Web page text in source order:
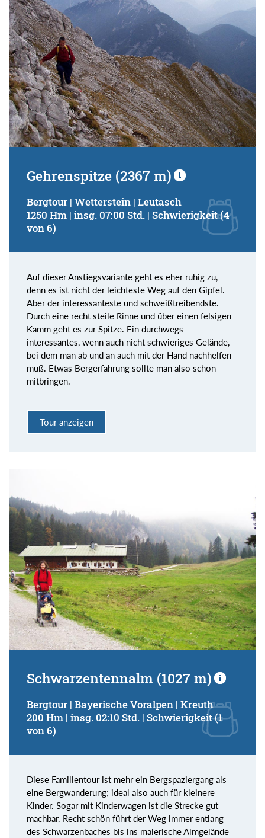
Gehrenspitze (2367 m)
Bergtour | Wetterstein | Leutasch
1250 Hm | insg. 07:00 Std. | Schwierigkeit (4
von 6)
Auf dieser Anstiegsvariante geht es eher ruhig zu,
denn es ist nicht der leichteste Weg auf den Gipfel.
Aber der interessanteste und schweißtreibendste.
Durch eine recht steile Rinne und über einen felsigen
Kamm geht es zur Spitze. Ein durchwegs
interessantes, wenn auch nicht schwieriges Gelände,
bei dem man ab und an auch mit der Hand nachhelfen
muß. Etwas Bergerfahrung sollte man also schon
mitbringen.
Tour anzeigen
Schwarzentennalm (1027 m)
Bergtour | Bayerische Voralpen | Kreuth
200 Hm | insg. 02:10 Std. | Schwierigkeit (1
von 6)
Diese Familientour ist mehr ein Bergspaziergang als
eine Bergwanderung; ideal also auch für kleinere
Kinder. Sogar mit Kinderwagen ist die Strecke gut
machbar. Recht schön führt der Weg immer entlang
des Schwarzenbaches bis ins malerische Almgelände